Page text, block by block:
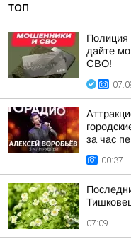
ТОП
дайте
СВО!
за час
00:37
07:09